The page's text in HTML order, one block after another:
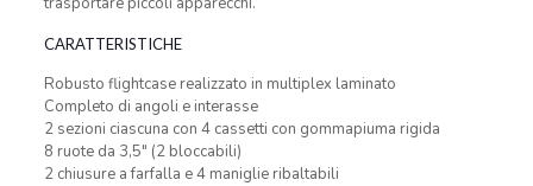
CARATTERISTICHE
Robusto flightcase realizzato in multiplex laminato
Completo di angoli e interasse
2 sezioni ciascuna con 4 cassetti con gommapiuma rigida
8 ruote da 3,5″ (2 bloccabili)
2 chiusure a farfalla e 4 maniglie ribaltabili